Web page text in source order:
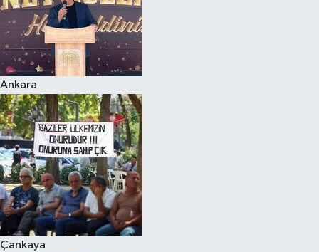
Ankara
Çankaya